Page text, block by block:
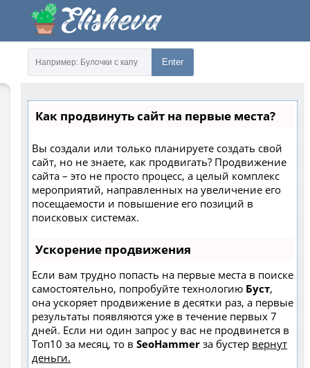
Enter
Как продвинуть сайт на первые места?
Вы создали или только планируете создать свой
сайт, но не знаете, как продвигать? Продвижение
сайта – это не просто процесс, а целый комплекс
мероприятий, направленных на увеличение его
посещаемости и повышение его позиций в
поисковых системах.
Ускорение продвижения
Если вам трудно попасть на первые места в поиске
самостоятельно, попробуйте технологию Буст,
она ускоряет продвижение в десятки раз, а первые
результаты появляются уже в течение первых 7
дней. Если ни один запрос у вас не продвинется в
Топ10 за месяц, то в SeoHammer за бустер вернут
деньги.